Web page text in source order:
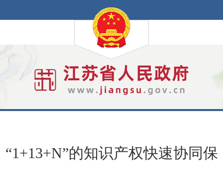
“1+13+N”的知识产权快速协同保